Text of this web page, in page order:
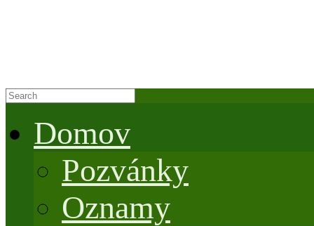
Domov
Pozvánky
Oznamy